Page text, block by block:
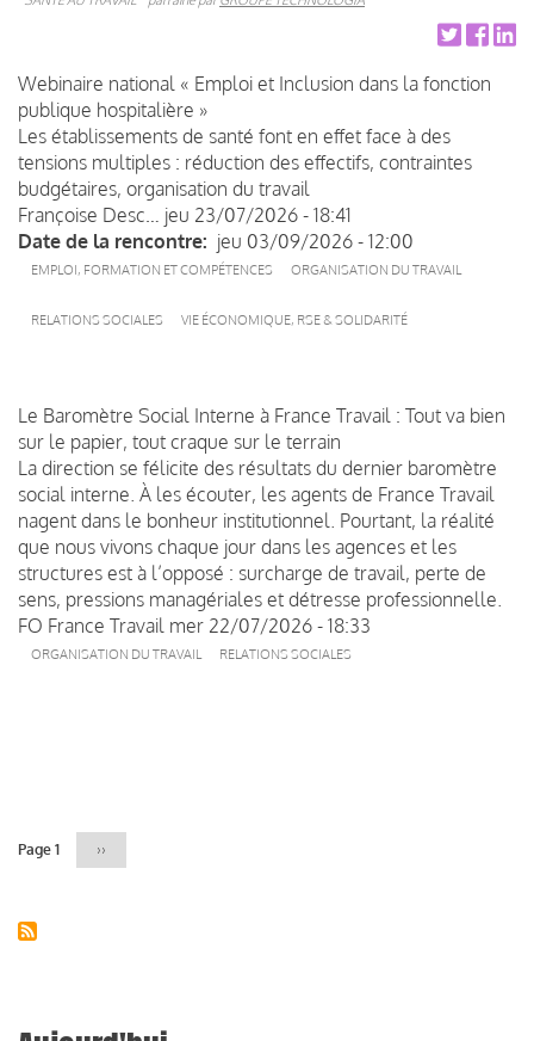
Webinaire national « Emploi et Inclusion dans la fonction
publique hospitalière »
Les établissements de santé font en effet face à des
tensions multiples : réduction des effectifs, contraintes
budgétaires, organisation du travail
Françoise Desc…
jeu 23/07/2026 - 18:41
Date de la rencontre
jeu 03/09/2026 - 12:00
EMPLOI, FORMATION ET COMPÉTENCES ORGANISATION DU TRAVAIL
RELATIONS SOCIALES VIE ÉCONOMIQUE, RSE & SOLIDARITÉ
Le Baromètre Social Interne à France Travail : Tout va bien
sur le papier, tout craque sur le terrain
La direction se félicite des résultats du dernier baromètre
social interne. À les écouter, les agents de France Travail
nagent dans le bonheur institutionnel. Pourtant, la réalité
que nous vivons chaque jour dans les agences et les
structures est à l’opposé : surcharge de travail, perte de
sens, pressions managériales et détresse professionnelle.
FO France Travail mer 22/07/2026 - 18:33
ORGANISATION DU TRAVAIL RELATIONS SOCIALES
Page 1
Page
››